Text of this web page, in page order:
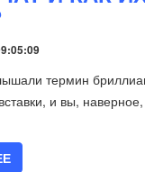
термин
и вы, наверное,